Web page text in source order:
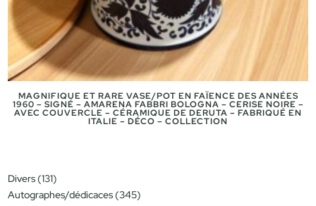
MAGNIFIQUE ET RARE VASE/POT EN FAÏENCE DES ANNÉES
1960 – SIGNÉ – AMARENA FABBRI BOLOGNA – CERISE NOIRE –
AVEC COUVERCLE – CÉRAMIQUE DE DERUTA – FABRIQUÉ EN
ITALIE – DÉCO – COLLECTION
Divers 131131
produits
Autographes/dédicaces 345345